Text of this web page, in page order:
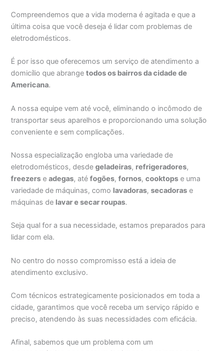
Compreendemos que a vida moderna é agitada e que a
última coisa que você deseja é lidar com problemas de
eletrodomésticos.
É por isso que oferecemos um serviço de atendimento a
domicílio que abrangetodos os bairros da cidade de
Americana.
A nossa equipe vem até você, eliminando o incômodo de
transportar seus aparelhos e proporcionando uma solução
conveniente e sem complicações.
Nossa especialização engloba uma variedade de
eletrodomésticos, desdegeladeiras, refrigeradores,
freezers eadegas, atéfogões,fornos,cooktops e uma
variedade de máquinas, como lavadoras,secadoras e
máquinas de lavar e secar roupas.
Seja qual for a sua necessidade, estamos preparados para
lidar com ela.
No centro do nosso compromisso está a ideia de
atendimento exclusivo.
Com técnicos estrategicamente posicionados em toda a
cidade, garantimos que você receba um serviço rápido e
preciso, atendendo às suas necessidades com eficácia.
Afinal, sabemos que um problema com um